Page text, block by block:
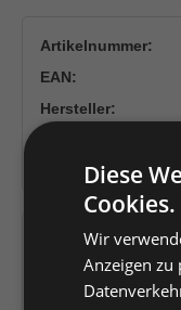
Hersteller:
Artikelnummer:
EAN:
Herstellernummer:
Versandfertig in
Farbeauswählen
Diese
Cookies.
Wir
Anzeigen